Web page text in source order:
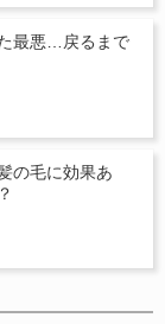
最悪…戻るまで
の毛に効果あ